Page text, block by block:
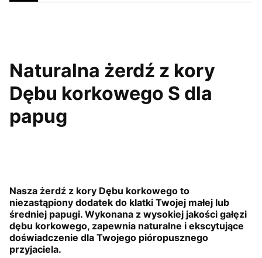
Naturalna żerdź z kory
Dębu korkowego S dla
papug
Nasza żerdź z kory Dębu korkowego to
niezastąpiony dodatek do klatki Twojej małej lub
średniej papugi. Wykonana z wysokiej jakości gałęzi
dębu korkowego, zapewnia naturalne i ekscytujące
doświadczenie dla Twojego pióropusznego
przyjaciela.